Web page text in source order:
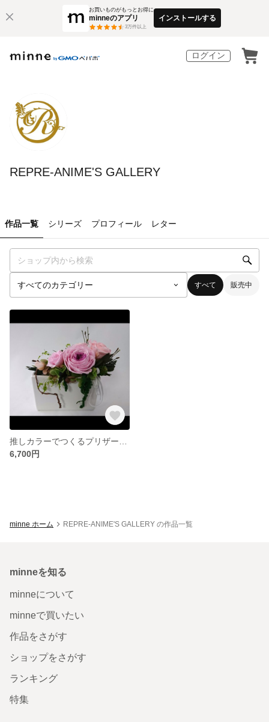
お買いものがもっとお得に
minneのアプリ
3万件以上
インストールする
ログイン
REPRE-ANIME'S GALLERY
作品一覧 シリーズ プロフィール レター
すべて 販売中
6,700円
minne ホーム REPRE-ANIME'S GALLERY の作品一覧
minneを知る
minneについて
minneで買いたい
作品をさがす
ショップをさがす
ランキング
特集